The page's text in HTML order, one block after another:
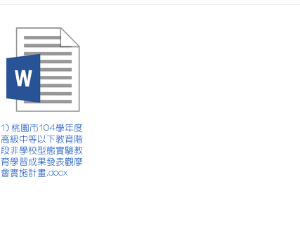
1) 桃園市104學年度
高級中等以下教育階
段非學校型態實驗教
育學習成果發表觀摩
會實施計畫.docx